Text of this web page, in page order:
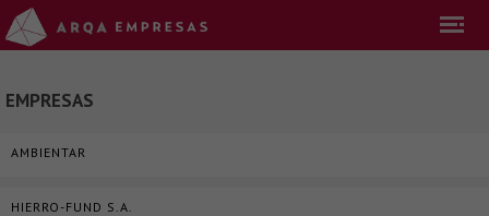
EMPRESAS
AMBIENTAR
HIERRO-FUND S.A.